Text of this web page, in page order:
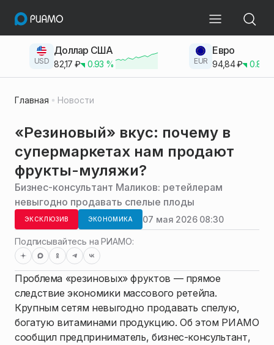
USD
Доллар США
82,17 ₽ 0.93 % EUR
Евро
94,84₽ 0.83
Главная Новости
«Резиновый» вкус: почему в
супермаркетах нам продают
фрукты-муляжи?
Бизнес-консультант Маликов: ретейлерам
невыгодно продавать спелые плоды
ЭКСКЛЮЗИВ ЭКОНОМИКА 07 мая 2026 08:30
Подписывайтесь на РИАМО:
Проблема «резиновых» фруктов — прямое
следствие экономики массового ретейла.
Крупным сетям невыгодно продавать спелую,
богатую витаминами продукцию. Об этом РИАМО
сообщил предприниматель, бизнес-консультант,